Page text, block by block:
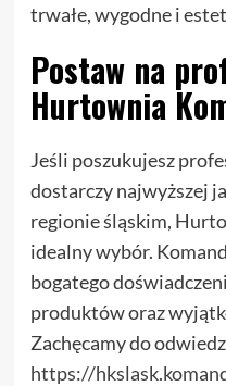
trwałe, wygodne i
Postaw na
Hurtownia
Jeśli poszukujesz
dostarczy najwyższej
regionie śląskim,
idealny wybór.
bogatego
produktów oraz
Zachęcamy do
https://